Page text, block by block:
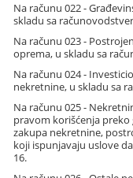
Na računu 022 -
skladu sa
Na računu 023 -
oprema, u skladu sa
Na računu 024 -
nekretnine, u skladu sa
Na računu 025 -
pravom korišćenja
zakupa nekretnine,
koji ispunjavaju uslove
16.